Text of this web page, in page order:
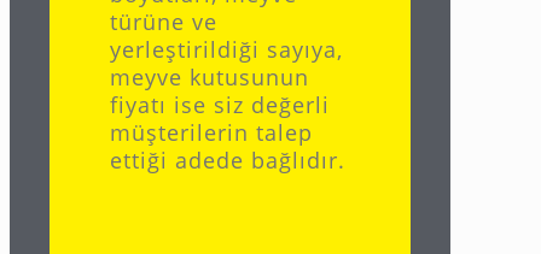
türüne ve
yerleştirildiği sayıya,
meyve kutusunun
fiyatı ise siz değerli
müşterilerin talep
ettiği adede bağlıdır.